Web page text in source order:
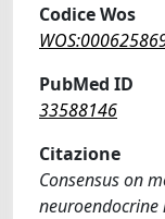
Codice Wos
PubMed ID
33588146
Citazione
Consensus on
neuroendocrine